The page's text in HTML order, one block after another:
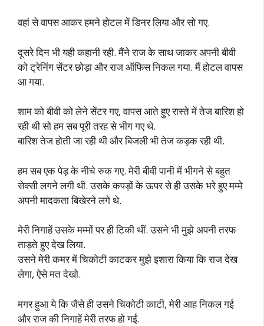
वहां से वापस आकर हमने होटल में डिनर लिया और सो गए.
दूसरे दिन भी यही कहानी रही. मैंने राज के साथ जाकर अपनी बीवी
को ट्रेनिंग सेंटर छोड़ा और राज ऑफिस निकल गया. मैं होटल वापस
आ गया.
शाम को बीवी को लेने सेंटर गए, वापस आते हुए रास्ते में तेज बारिश हो
रही थी सो हम सब पूरी तरह से भीग गए थे.
बारिश तेज होती जा रही थी और बिजली भी तेज कड़क रही थी.
हम सब एक पेड़ के नीचे रुक गए. मेरी बीवी पानी में भीगने से बहुत
सेक्सी लगने लगी थी. उसके कपड़ों के ऊपर से ही उसके भरे हुए मम्मे
अपनी मादकता बिखेरने लगे थे.
मेरी निगाहें उसके मम्मों पर ही टिकी थीं. उसने भी मुझे अपनी तरफ
ताड़ते हुए देख लिया.
उसने मेरी कमर में चिकोटी काटकर मुझे इशारा किया कि राज देख
लेगा, ऐसे मत देखो.
मगर हुआ ये कि जैसे ही उसने चिकोटी काटी, मेरी आह निकल गई
और राज की निगाहें मेरी तरफ हो गईं.